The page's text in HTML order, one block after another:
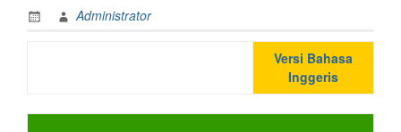
Administrator
Versi Bahasa
Inggeris